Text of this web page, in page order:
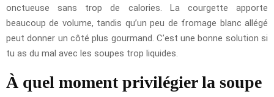
onctueuse sans trop de calories. La courgette apporte
beaucoup de volume, tandis qu’un peu de fromage blanc allégé
peut donner un côté plus gourmand. C’est une bonne solution si
tu as du mal avec les soupes trop liquides.
À quel moment privilégier la soupe